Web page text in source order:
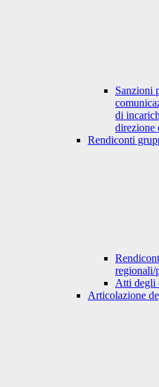
Sanzioni
di
direzione
Rendiconti
regionali/
Atti degli
Articolazione